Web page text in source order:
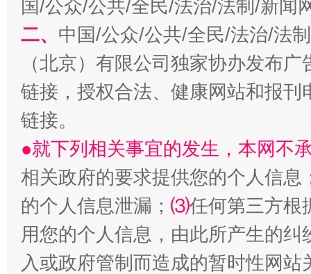
“刷贴”乱象丛生
生
揭批美国五大"原罪" "
国/公众/公共/全民/法治/法制/新闻
二、 中国/公众/公共/全民/法治/法
（北京）有限公司独家协办发布
链接，授权合法、健康网站和报
链接。
●就下列相关事宜的发生，本网不
相关政府的要求提供您的个人信息
的个人信息泄漏； ⑶任何第三方根
用您的个人信息，由此所产生的纠
入或政府管制而造成的暂时性网